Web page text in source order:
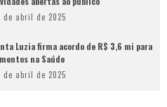
de abril de 2025
Luzia firma acordo de R$ 3,6 mi para
na Saúde
de abril de 2025